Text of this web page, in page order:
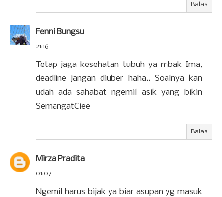
Balas
Fenni Bungsu
21:16
Tetap jaga kesehatan tubuh ya mbak Ima,
deadline jangan diuber haha.. Soalnya kan
udah ada sahabat ngemil asik yang bikin
SemangatCiee
Balas
Mirza Pradita
01:07
Ngemil harus bijak ya biar asupan yg masuk